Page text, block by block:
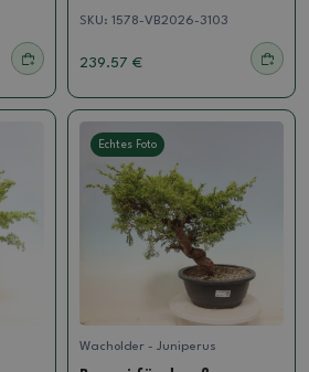
SKU: 1578-VB2026-3103
239.57 €
Echtes Foto
Wacholder - Juniperus